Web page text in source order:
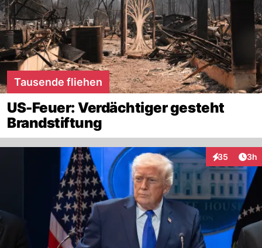
Tausende fliehen
US-Feuer: Verdächtiger gesteht
Brandstiftung
35
Interaktionen
3h